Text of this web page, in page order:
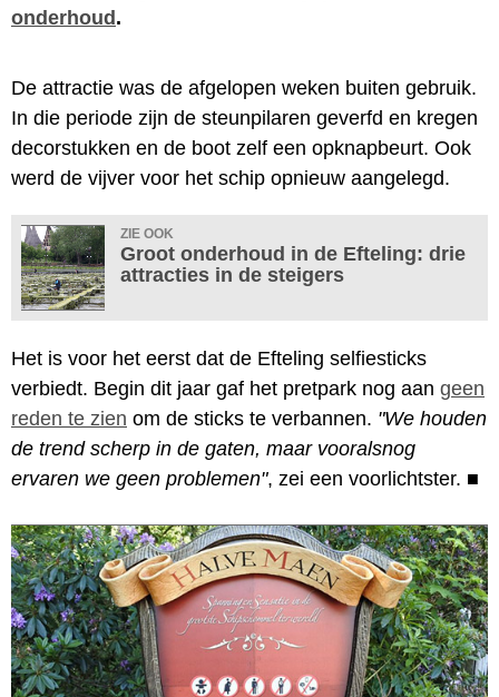
onderhoud.
De attractie was de afgelopen weken buiten gebruik.
In die periode zijn de steunpilaren geverfd en kregen
decorstukken en de boot zelf een opknapbeurt. Ook
werd de vijver voor het schip opnieuw aangelegd.
ZIE OOK
Groot onderhoud in de Efteling: drie
attracties in de steigers
Het is voor het eerst dat de Efteling selfiesticks
verbiedt. Begin dit jaar gaf het pretpark nog aan geen
reden te zien om de sticks te verbannen. "We houden
de trend scherp in de gaten, maar vooralsnog
ervaren we geen problemen", zei een voorlichtster. ■